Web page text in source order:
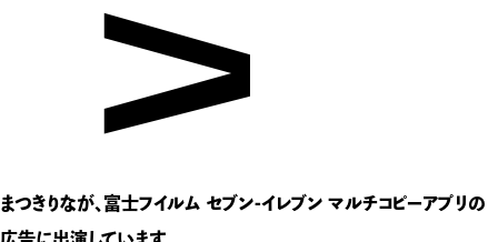
まつきりなが、富士フイルム セブン-イレブン マルチコピーアプリの